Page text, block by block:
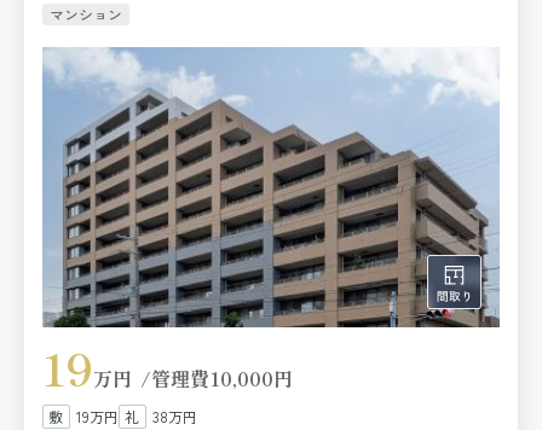
マンション
19万円 管理費10,000円
19万円 38万円